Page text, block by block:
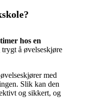
hos en
å øvelseskjøre
med
Slik kan den
og sikkert, og